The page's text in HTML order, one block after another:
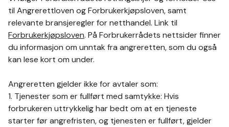
til Angrerettloven og Forbrukerkjøpsloven, samt
relevante bransjeregler for netthandel. Link til
Forbrukerkjøpsloven. På Forbrukerrådets nettsider finner
du informasjon om unntak fra angreretten, som du også
kan lese kort om under.
Angreretten gjelder ikke for avtaler som:
1. Tjenester som er fullført med samtykke: Hvis
forbrukeren uttrykkelig har bedt om at en tjeneste
starter før angrefristen, og tjenesten er fullført, gjelder